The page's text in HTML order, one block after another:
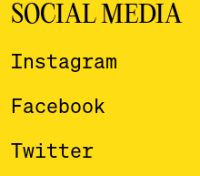
SOCIAL MEDIA
Instagram
Facebook
Twitter